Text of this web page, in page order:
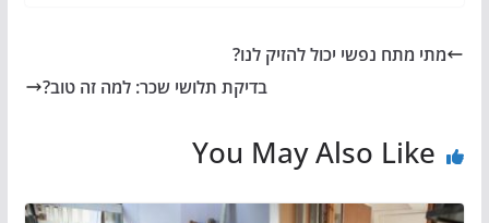
מתי מתח נפשי יכול להזיק לנו?
בדיקת תלושי שכר: למה זה טוב?
You May Also Like